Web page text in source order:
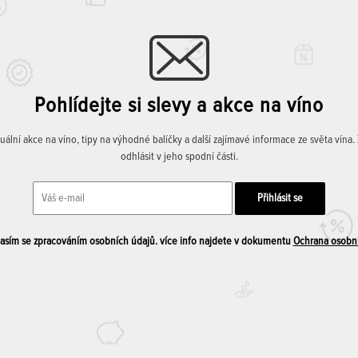
Pohlídejte si slevy a akce na víno
akce na víno, tipy na výhodné balíčky a další zajímavé informace ze světa
odhlásit v jeho spodní části.
se zpracováním osobních údajů. více info najdete v dokumentu Ochrana